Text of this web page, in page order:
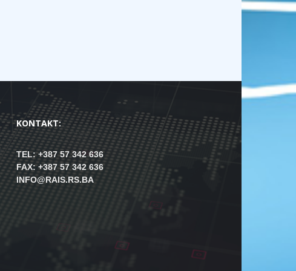
KONTAKT:
TEL: +387 57 342 636
FAX: +387 57 342 636
INFO@RAIS.RS.BA